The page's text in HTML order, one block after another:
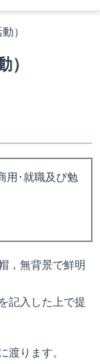
）
）
用･就職及び勉
，無背景で鮮明
記入した上で提
渡ります。